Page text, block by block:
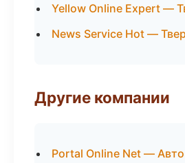
Yellow Online Expert —
News Service Hot —
Другие компании
Portal Online Net — Авто